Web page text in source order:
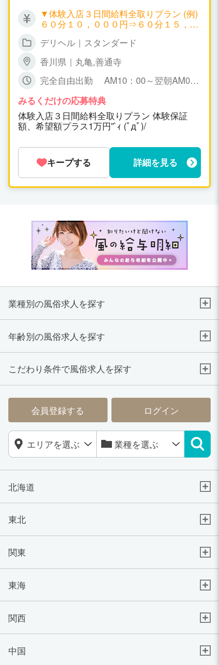
▼体験入店３日間給料全取りプラン (例)
６０分１０，０００円⇒６０分１５，０
０００円以上可 ▼月給１００万円以上可
万が一、暇な場合も保証給が出ます。永
久保証。 日給５０，０００円～１００，
０００円保証可能！ ▼一日だけの体験入
店ＯＫ！(体験入店給料全取り期間あ
り！) ▼オプション料金、チップ等は10
0％女の子取り。
デリヘル｜スタンダード
香川県｜丸亀,善通寺
完全自由出勤 AM10：00～翌朝AM0
も女の子の自由です！
みるくだけの応募特典
体験入店３日間給料全取りプラン 体験保証
額、希望額プラス1万円''`ｨ (ﾟдﾟ)/
キープする 詳細を見る
業種別の風俗求人を探す
年齢別の風俗求人を探す
こだわり条件で風俗求人を探す
会員登録する ログイン
北海道
東北
関東
東海
関西
中国